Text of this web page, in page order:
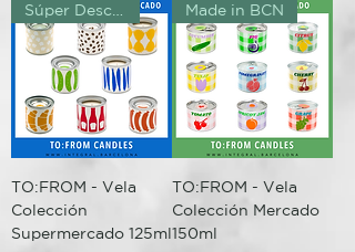
TO:FROM - Vela
Colección
Supermercado 125ml
Made in BCN
TO:FROM - Vela
Colección Mercado
150ml